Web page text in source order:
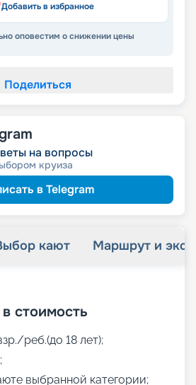
Добавить в избранное
оповестим о снижении цены
Поделиться
на вопросы
круиза
в Telegram
кают Маршрут и
стоимость
реб.(до 18 лет);
выбранной категории;